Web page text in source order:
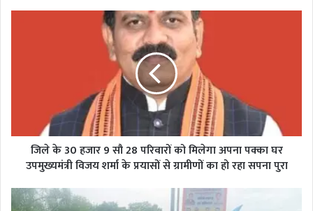
को
मिलेगा
अपना
घर
उपमुख्यमंत्री
जिले के 30 हजार 9 सौ 28 परिवारों को मिलेगा अपना पक्का घर
उपमुख्यमंत्री विजय शर्मा के प्रयासों से ग्रामीणों का हो रहा सपना पुरा
कवर्धा